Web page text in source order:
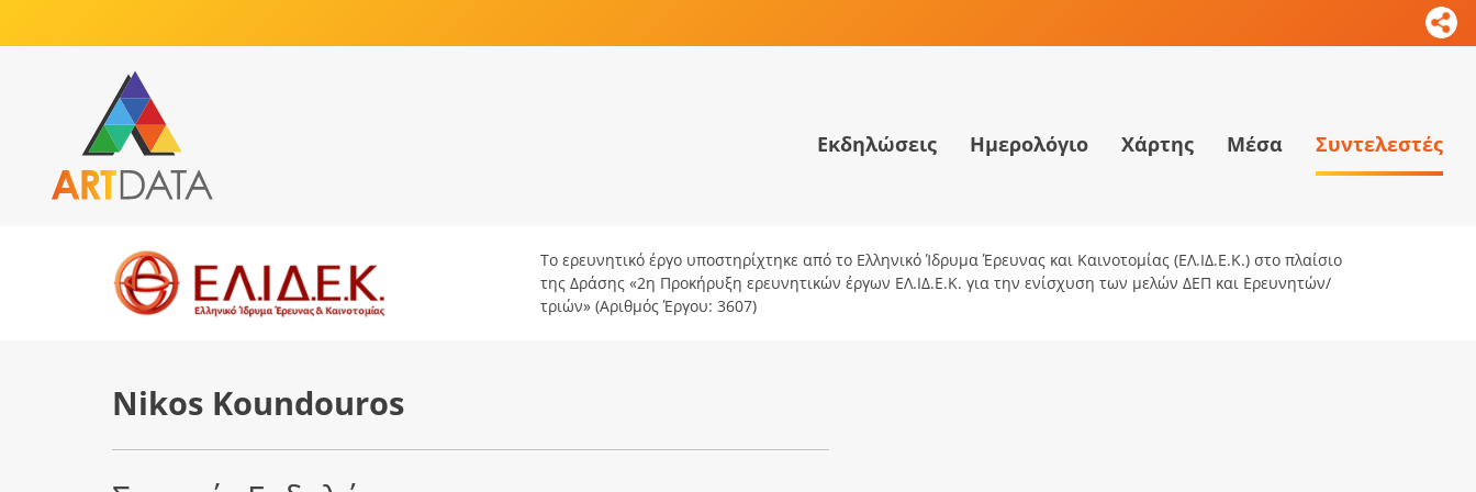
Εκδηλώσεις Ημερολόγιο Χάρτης Μέσα Συντελεστές
Το ερευνητικό έργο υποστηρίχτηκε από το Ελληνικό Ίδρυμα Έρευνας και Καινοτομίας (ΕΛ.ΙΔ.Ε.Κ.) στο πλαίσιο
της Δράσης «2η Προκήρυξη ερευνητικών έργων ΕΛ.ΙΔ.Ε.Κ. για την ενίσχυση των μελών ΔΕΠ και Ερευνητών/
τριών» (Αριθμός Έργου: 3607)
Nikos Koundouros